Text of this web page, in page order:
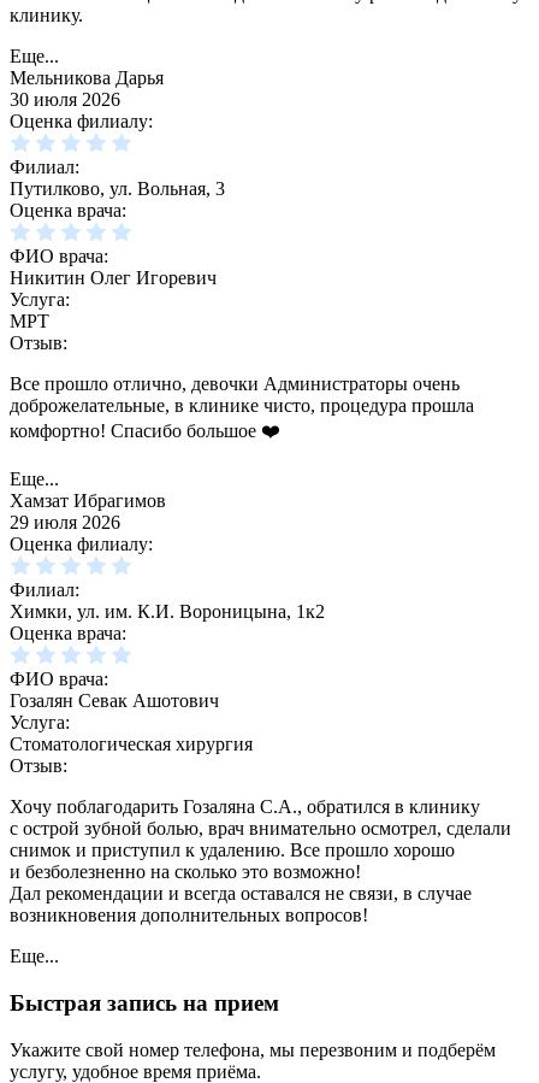
клинику.
Еще...
Мельникова Дарья
30 июля 2026
Оценка филиалу:
Филиал:
Путилково, ул. Вольная, 3
Оценка врача:
ФИО врача:
Никитин Олег Игоревич
Услуга:
МРТ
Отзыв:
Все прошло отлично, девочки Администраторы очень
доброжелательные, в клинике чисто, процедура прошла
комфортно! Спасибо большое ❤️
Еще...
Хамзат Ибрагимов
29 июля 2026
Оценка филиалу:
Филиал:
Химки, ул. им. К.И. Вороницына, 1к2
Оценка врача:
ФИО врача:
Гозалян Севак Ашотович
Услуга:
Стоматологическая хирургия
Отзыв:
Хочу поблагодарить Гозаляна С.А., обратился в клинику
с острой зубной болью, врач внимательно осмотрел, сделали
снимок и приступил к удалению. Все прошло хорошо
и безболезненно на сколько это возможно!
Дал рекомендации и всегда оставался не связи, в случае
возникновения дополнительных вопросов!
Еще...
Быстрая запись на прием
Укажите свой номер телефона, мы перезвоним и подберём
услугу, удобное время приёма.